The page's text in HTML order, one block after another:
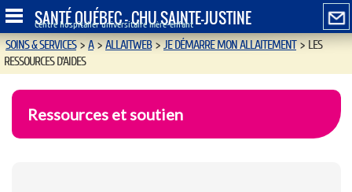
SANTÉ QUÉBEC - CHU SAINTE-JUSTINE
Centre hospitalier universitaire mère-enfant
SOINS & SERVICES>A>ALLAITWEB>JE DÉMARRE MON ALLAITEMENT>LES
RESSOURCES D’AIDES
Ressources et soutien